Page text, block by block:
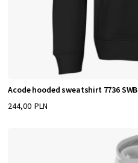
Acode hooded sweatshirt 7736 SWB
244,00 PLN